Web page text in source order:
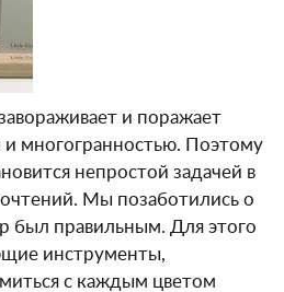
и поражает
многогранностью. Поэтому
непростой задачей в
Мы позаботились о
был правильным. Для этого
инструменты,
с каждым цветом